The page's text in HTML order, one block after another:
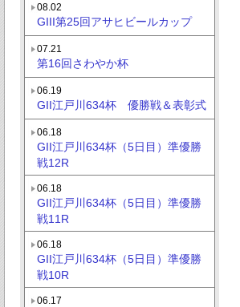
08.02
GIII第25回アサヒビールカップ
07.21
第16回さわやか杯
06.19
GII江戸川634杯 優勝戦＆表彰式
06.18
GII江戸川634杯（5日目）準優勝
戦12R
06.18
GII江戸川634杯（5日目）準優勝
戦11R
06.18
GII江戸川634杯（5日目）準優勝
戦10R
06.17